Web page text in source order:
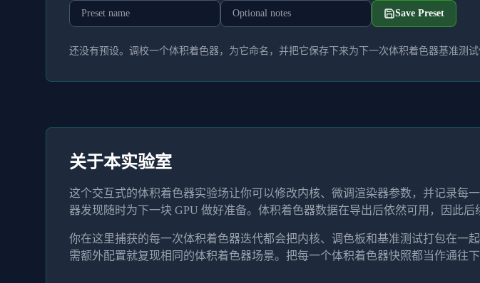
Save Preset
还没有预设。调校一个体积着色器，为它命名，并把它保存下来为下一次体积着色器基准测
关于本实验室
这个交互式的体积着色器实验场让你可以修改内核、微调渲染器参数，并记录每
器发现随时为下一块 GPU 做好准备。体积着色器数据在导出后依然可用，因此后
你在这里捕获的每一次体积着色器迭代都会把内核、调色板和基准测试打包在
需额外配置就复现相同的体积着色器场景。把每一个体积着色器快照都当作通往